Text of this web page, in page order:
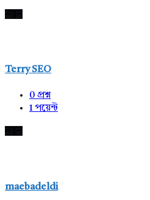
Terry SEO
0 প্রশ্ন
1পয়েন্ট
maebadeldi